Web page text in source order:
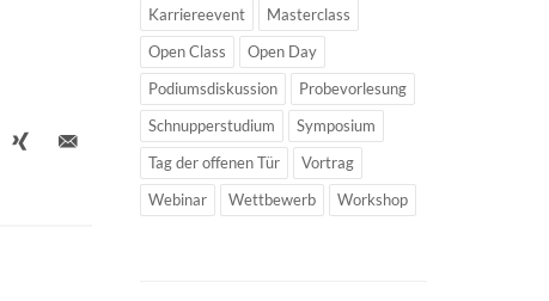
Karriereevent
Masterclass
Open Class
Open Day
Podiumsdiskussion
Probevorlesung
Schnupperstudium
Symposium
Tag der offenen Tür
Vortrag
Webinar
Wettbewerb Workshop